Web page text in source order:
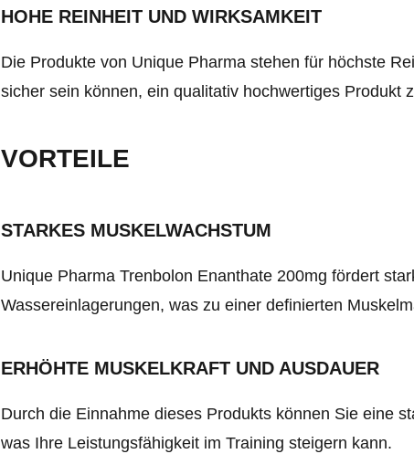
HOHE REINHEIT UND WIRKSAMKEIT
Die Produkte von Unique Pharma stehen für höchste
sicher sein können, ein qualitativ hochwertiges Produkt
VORTEILE
STARKES MUSKELWACHSTUM
Unique Pharma Trenbolon Enanthate 200mg fördert
Wassereinlagerungen, was zu einer definierten
ERHÖHTE MUSKELKRAFT UND AUSDAUER
Durch die Einnahme dieses Produkts können Sie eine
was Ihre Leistungsfähigkeit im Training steigern kann.